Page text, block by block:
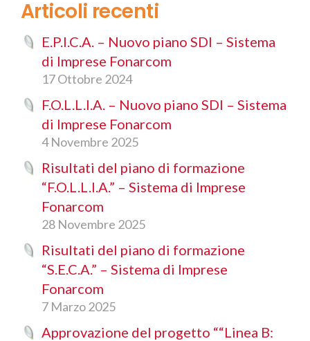
Articoli recenti
E.P.I.C.A. – Nuovo piano SDI – Sistema
di Imprese Fonarcom
17 Ottobre 2024
F.O.L.L.I.A. – Nuovo piano SDI – Sistema
di Imprese Fonarcom
4 Novembre 2025
Risultati del piano di formazione
“F.O.L.L.I.A.” – Sistema di Imprese
Fonarcom
28 Novembre 2025
Risultati del piano di formazione
“S.E.C.A.” – Sistema di Imprese
Fonarcom
7 Marzo 2025
Approvazione del progetto ““Linea B: